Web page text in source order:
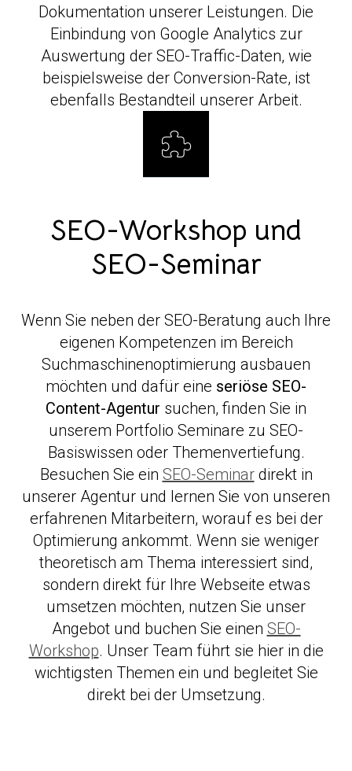
Dokumentation unserer Leistungen. Die
Einbindung von Google Analytics zur
Auswertung der SEO-Traffic-Daten, wie
beispielsweise der Conversion-Rate, ist
ebenfalls Bestandteil unserer Arbeit.
SEO-Workshop und
SEO-Seminar
Wenn Sie neben der SEO-Beratung auch Ihre
eigenen Kompetenzen im Bereich
Suchmaschinenoptimierung ausbauen
möchten und dafür eine seriöse SEO-
Content-Agentur suchen, finden Sie in
unserem Portfolio Seminare zu SEO-
Basiswissen oder Themenvertiefung.
Besuchen Sie ein SEO-Seminardirekt in
unserer Agentur und lernen Sie von unseren
erfahrenen Mitarbeitern, worauf es bei der
Optimierung ankommt. Wenn sie weniger
theoretisch am Thema interessiert sind,
sondern direkt für Ihre Webseite etwas
umsetzen möchten, nutzen Sie unser
Angebot und buchen Sie einen SEO-
Workshop. Unser Team führt sie hier in die
wichtigsten Themen ein und begleitet Sie
direkt bei der Umsetzung.